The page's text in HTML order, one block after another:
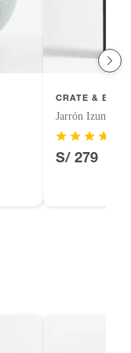
CRATE &
Jarrón Izumo
S/ 279